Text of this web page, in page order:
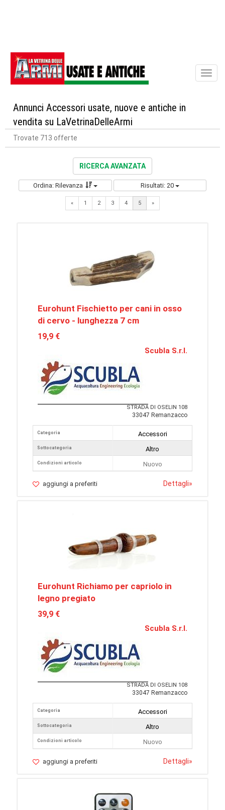
Annunci Accessori usate, nuove e antiche in
vendita su LaVetrinaDelleArmi
Trovate 713 offerte
RICERCA AVANZATA
Ordina: Rilevanza Risultati: 20
«Previous
1 2 3 4 5 »Next
Eurohunt Fischietto per cani in osso
di cervo - lunghezza 7 cm
19,9 €
Scubla S.r.l.
STRADA DI OSELIN 108
33047 Remanzacco
Categoria
Sottocategoria
Condizioni articolo
Accessori
Altro
Nuovo
aggiungi a preferiti Dettagli»
Eurohunt Richiamo per capriolo in
legno pregiato
39,9 €
Scubla S.r.l.
STRADA DI OSELIN 108
33047 Remanzacco
Categoria
Sottocategoria
Condizioni articolo
Accessori
Altro
Nuovo
aggiungi a preferiti Dettagli»